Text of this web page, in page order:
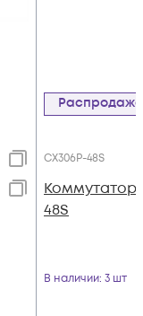
Распродажа
CX306P-48S
Коммутатор
48S
В наличии: 3 шт